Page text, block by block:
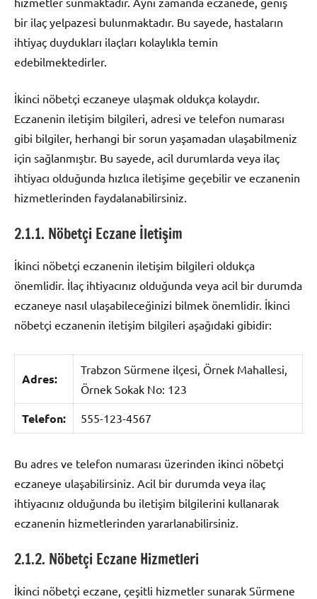
bir ilaç yelpazesi bulunmaktadır. Bu sayede, hastaların
ihtiyaç duydukları ilaçları kolaylıkla temin
edebilmektedirler.
İkinci nöbetçi eczaneye ulaşmak oldukça kolaydır.
Eczanenin iletişim bilgileri, adresi ve telefon numarası
gibi bilgiler, herhangi bir sorun yaşamadan ulaşabilmeniz
için sağlanmıştır. Bu sayede, acil durumlarda veya ilaç
ihtiyacı olduğunda hızlıca iletişime geçebilir ve eczanenin
hizmetlerinden faydalanabilirsiniz.
2.1.1. Nöbetçi Eczane İletişim
İkinci nöbetçi eczanenin iletişim bilgileri oldukça
önemlidir. İlaç ihtiyacınız olduğunda veya acil bir durumda
eczaneye nasıl ulaşabileceğinizi bilmek önemlidir. İkinci
nöbetçi eczanenin iletişim bilgileri aşağıdaki gibidir:
Adres:
Trabzon Sürmene ilçesi, Örnek Mahallesi,
Örnek Sokak No: 123
Telefon: 555-123-4567
Bu adres ve telefon numarası üzerinden ikinci nöbetçi
eczaneye ulaşabilirsiniz. Acil bir durumda veya ilaç
ihtiyacınız olduğunda bu iletişim bilgilerini kullanarak
eczanenin hizmetlerinden yararlanabilirsiniz.
2.1.2. Nöbetçi Eczane Hizmetleri
İkinci nöbetçi eczane, çeşitli hizmetler sunarak Sürmene